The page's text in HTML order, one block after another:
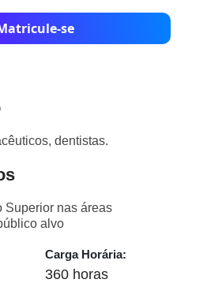
se
dentistas.
Superior nas áreas
alvo
Carga Horária:
360 horas